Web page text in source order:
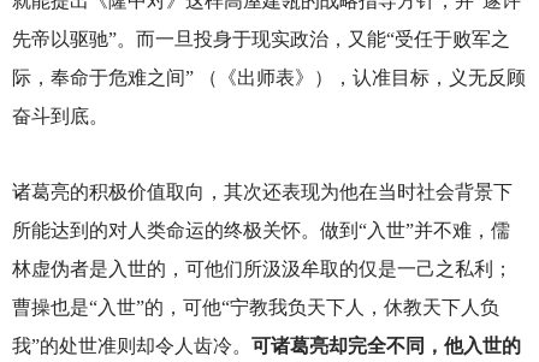
先帝以驱驰”。而一旦投身于现实政治，又能“受任于败军之
际，奉命于危难之间” （《出师表》），认准目标，义无反顾
奋斗到底。
诸葛亮的积极价值取向，其次还表现为他在当时社会背景下
所能达到的对人类命运的终极关怀。做到“入世”并不难，儒
林虚伪者是入世的，可他们所汲汲牟取的仅是一己之私利；
曹操也是“入世”的，可他“宁教我负天下人，休教天下人负
我”的处世准则却令人齿冷。 可诸葛亮却完全不同，他入世的